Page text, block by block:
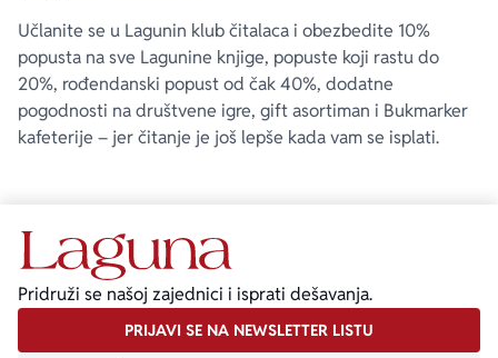
Učlanite se u Lagunin klub čitalaca i obezbedite 10%
popusta na sve Lagunine knjige, popuste koji rastu do
20%, rođendanski popust od čak 40%, dodatne
pogodnosti na društvene igre, gift asortiman i Bukmarker
kafeterije – jer čitanje je još lepše kada vam se isplati.
Pridruži se našoj zajednici i isprati dešavanja.
PRIJAVI SE NA NEWSLETTER LISTU